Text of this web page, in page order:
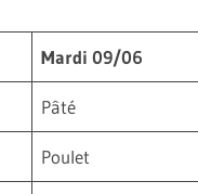
Mardi 09/06
Pâté
Poulet